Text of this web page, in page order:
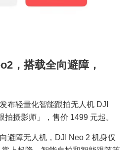
，搭载全向避障，
布轻量化智能跟拍无人机 DJI
拍摄影师」，售价 1499 元起。
避障无人机，DJI Neo 2 机身仅